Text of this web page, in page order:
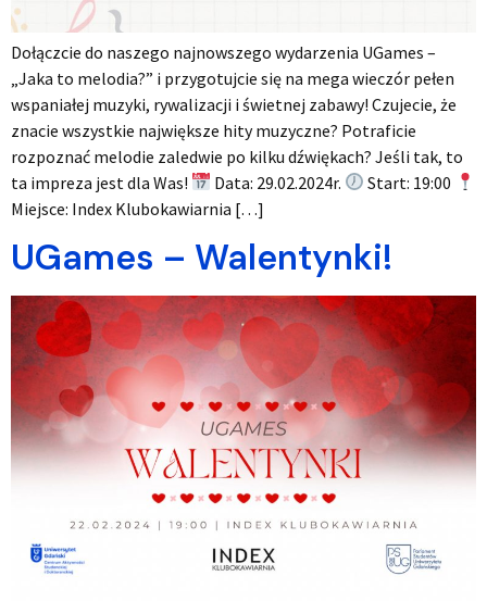
Dołączcie do naszego najnowszego wydarzenia UGames –
„Jaka to melodia?” i przygotujcie się na mega wieczór pełen
wspaniałej muzyki, rywalizacji i świetnej zabawy! Czujecie, że
znacie wszystkie największe hity muzyczne? Potraficie
rozpoznać melodie zaledwie po kilku dźwiękach? Jeśli tak, to
ta impreza jest dla Was!
Data: 29.02.2024r.
Start: 19:00
Miejsce: Index Klubokawiarnia […]
UGames – Walentynki!